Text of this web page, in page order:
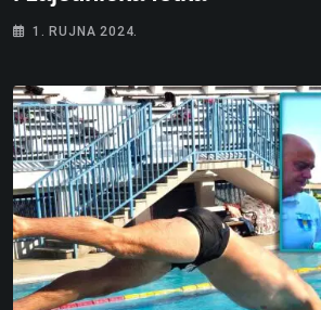
1. RUJNA 2024.